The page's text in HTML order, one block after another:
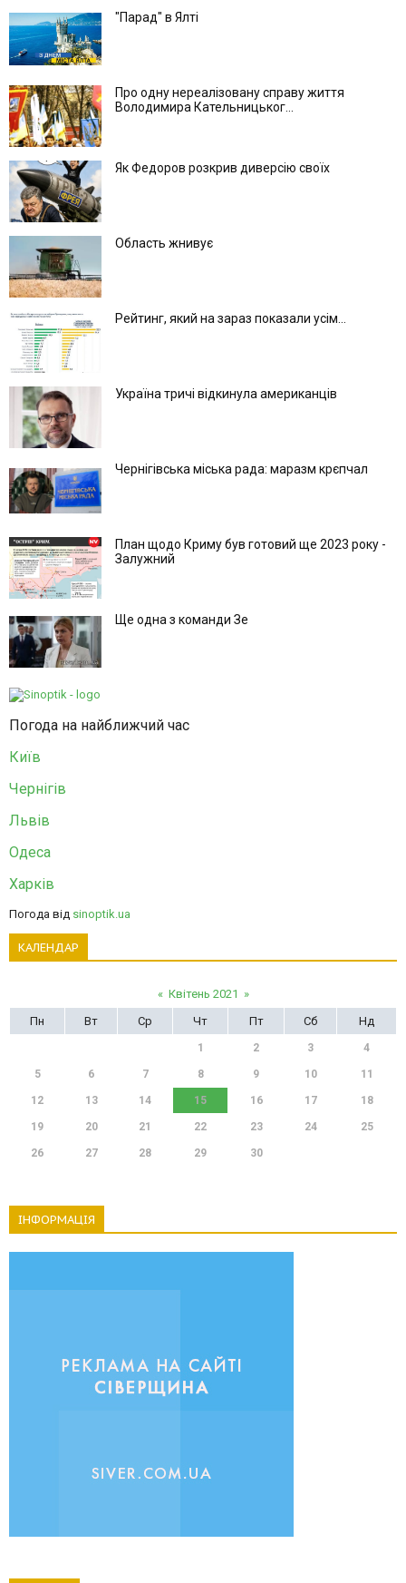
"Парад" в Ялті
Про одну нереалізовану справу життя
Володимира Кательницьког...
Як Федоров розкрив диверсію своїх
Область жнивує
Рейтинг, який на зараз показали усім...
Україна тричі відкинула американців
Чернігівська міська рада: маразм крєпчал
План щодо Криму був готовий ще 2023 року -
Залужний
Ще одна з команди Зе
Погода на найближчий час
Київ
Чернігів
Львів
Одеса
Харків
Погода від sinoptik.ua
КАЛЕНДАР
« Квітень 2021 »
Пн
Вт Ср Чт Пт Сб Нд
1 2 3 4
5 6 7 8 9 10 11
12 13 14 15 16 17 18
19 20 21 22 23 24 25
26 27 28 29 30
ІНФОРМАЦІЯ